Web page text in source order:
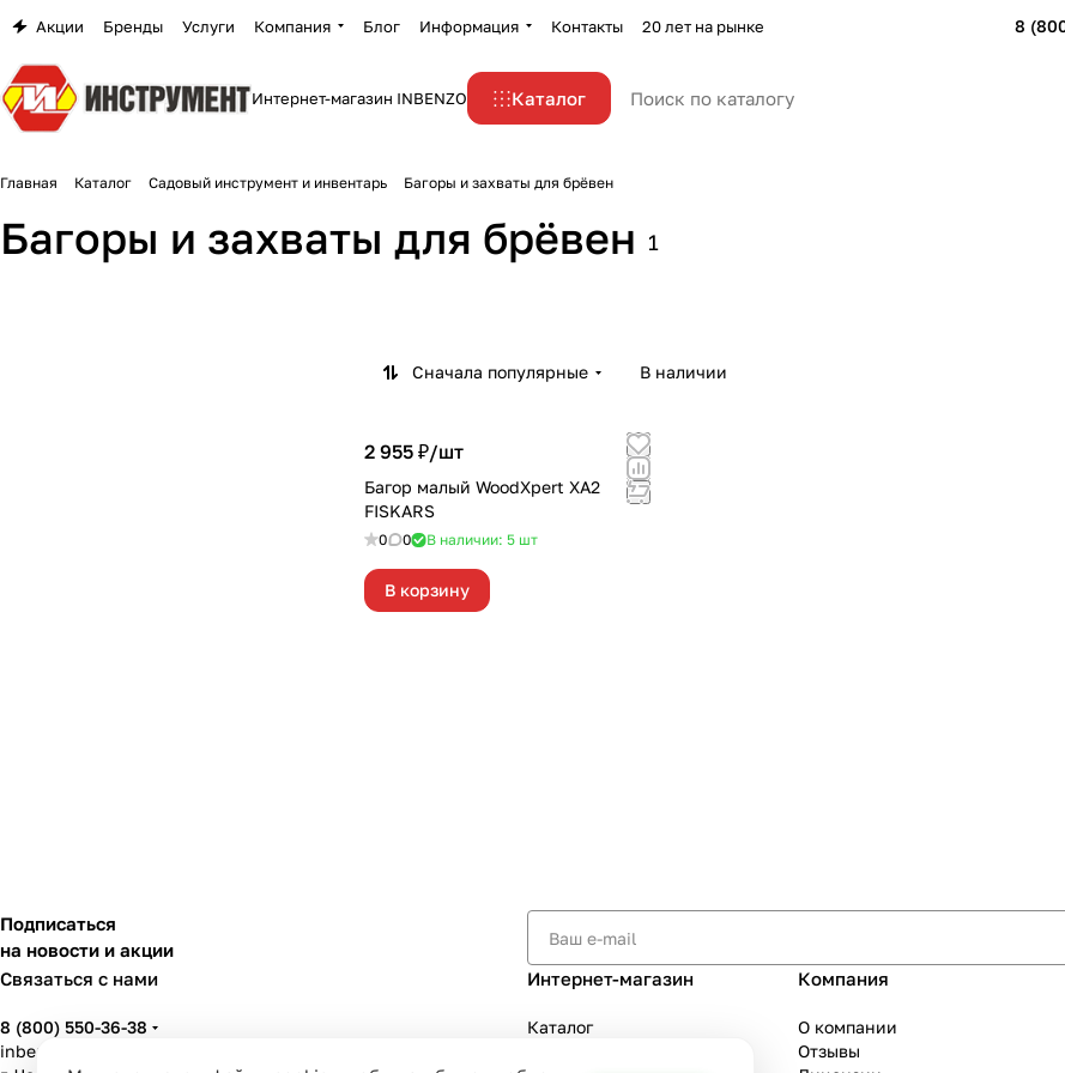
Акции Бренды Услуги Компания Блог Информация Контакты 20 лет на рынке 8
Интернет-магазин INBENZO Каталог
Главная Каталог Садовый инструмент и инвентарь Багоры и захваты для брёвен
Багоры и захваты для брёвен 1
Сначала популярные В наличии
2 955 ₽/шт
Багор малый WoodXpert XA2
FISKARS
0 0 В наличии: 5 шт
В корзину
Подписаться
на новости и акции
Связаться с нами
8 (800) 550-36-38
inbenzo35@list.ru
Интернет-магазин
Каталог
Компания
О компании
Отзывы